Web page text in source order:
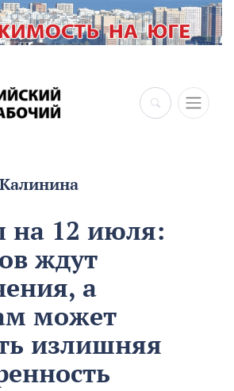
×
на 12 июля:
ждут
а
может
излишняя